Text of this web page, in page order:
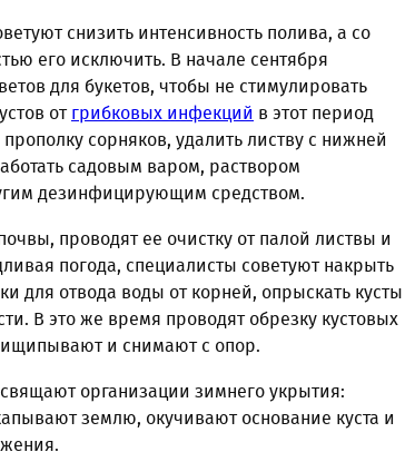
снизить интенсивность полива, а со
его исключить. В начале сентября
для букетов, чтобы не стимулировать
от грибковых инфекций в этот период
сорняков, удалить листву с нижней
садовым варом, раствором
дезинфицирующим средством.
проводят ее очистку от палой листвы и
погода, специалисты советуют накрыть
для отвода воды от корней, опрыскать кусты
В это же время проводят обрезку кустовых
и снимают с опор.
организации зимнего укрытия:
землю, окучивают основание куста и